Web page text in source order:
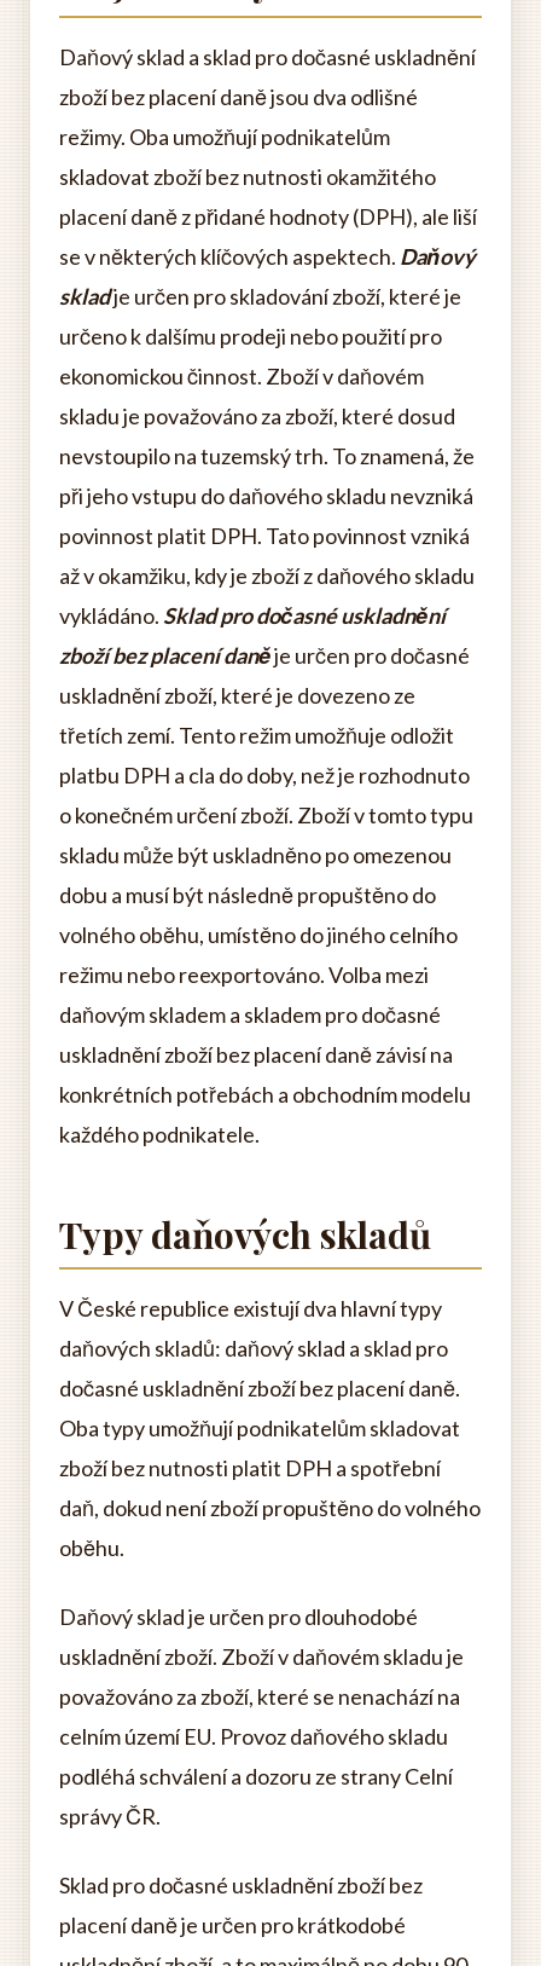
Daňový sklad a sklad pro dočasné uskladnění
zboží bez placení daně jsou dva odlišné
režimy. Oba umožňují podnikatelům
skladovat zboží bez nutnosti okamžitého
placení daně z přidané hodnoty (DPH), ale liší
se v některých klíčových aspektech. Daňový
skladje určen pro skladování zboží, které je
určeno k dalšímu prodeji nebo použití pro
ekonomickou činnost. Zboží v daňovém
skladu je považováno za zboží, které dosud
nevstoupilo na tuzemský trh. To znamená, že
při jeho vstupu do daňového skladu nevzniká
povinnost platit DPH. Tato povinnost vzniká
až v okamžiku, kdy je zboží z daňového skladu
vykládáno. Sklad pro dočasné uskladnění
zboží bez placení daněje určen pro dočasné
uskladnění zboží, které je dovezeno ze
třetích zemí. Tento režim umožňuje odložit
platbu DPH a cla do doby, než je rozhodnuto
o konečném určení zboží. Zboží v tomto typu
skladu může být uskladněno po omezenou
dobu a musí být následně propuštěno do
volného oběhu, umístěno do jiného celního
režimu nebo reexportováno. Volba mezi
daňovým skladem a skladem pro dočasné
uskladnění zboží bez placení daně závisí na
konkrétních potřebách a obchodním modelu
každého podnikatele.
Typy daňových skladů
V České republice existují dva hlavní typy
daňových skladů: daňový sklad a sklad pro
dočasné uskladnění zboží bez placení daně.
Oba typy umožňují podnikatelům skladovat
zboží bez nutnosti platit DPH a spotřební
daň, dokud není zboží propuštěno do volného
oběhu.
Daňový sklad je určen pro dlouhodobé
uskladnění zboží. Zboží v daňovém skladu je
považováno za zboží, které se nenachází na
celním území EU. Provoz daňového skladu
podléhá schválení a dozoru ze strany Celní
správy ČR.
Sklad pro dočasné uskladnění zboží bez
placení daně je určen pro krátkodobé